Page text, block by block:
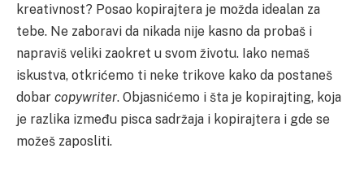
kreativnost? Posao kopirajtera je možda idealan za
tebe. Ne zaboravi da nikada nije kasno da probaš i
napraviš veliki zaokret u svom životu. Iako nemaš
iskustva, otkrićemo ti neke trikove kako da postaneš
dobar copywriter. Objasnićemo i šta je kopirajting, koja
je razlika između pisca sadržaja i kopirajtera i gde se
možeš zaposliti.